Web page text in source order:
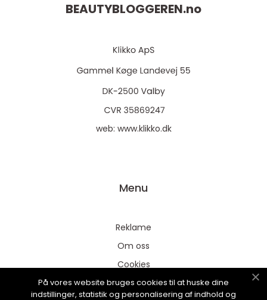
BEAUTYBLOGGEREN.no
web: www.klikko.dk
Menu
Reklame
Om oss
Cookies
Kontakt Oss
På vores website bruges cookies til at huske dine
indstillinger, statistik og personalisering af indhold og